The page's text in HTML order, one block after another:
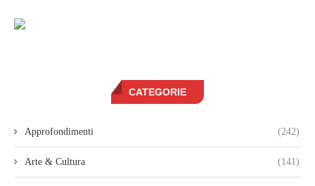
CATEGORIE
Approfondimenti (242)
Arte & Cultura (141)